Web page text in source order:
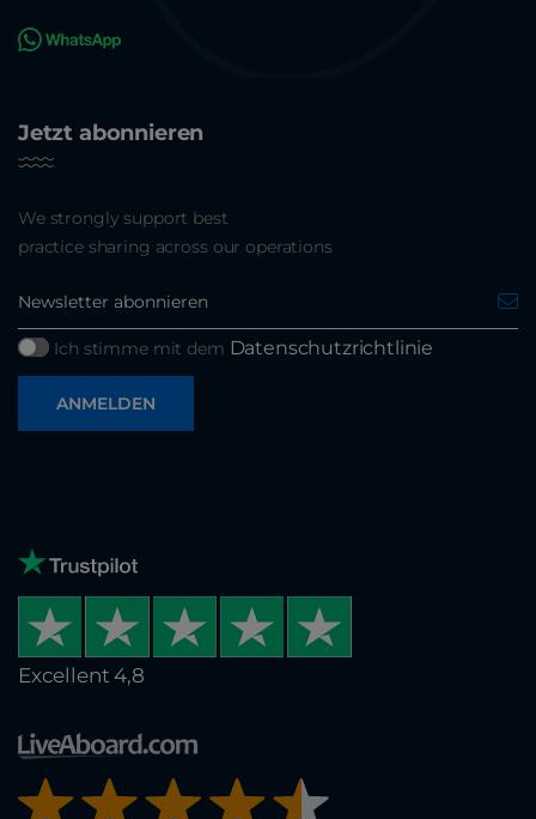
Jetzt abonnieren
We strongly support best
practice sharing across our operations
Ich stimme mit dem Datenschutzrichtlinie
ANMELDEN
Excellent 4,8